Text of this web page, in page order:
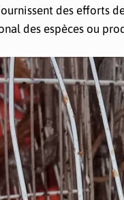
des efforts
des espèces ou